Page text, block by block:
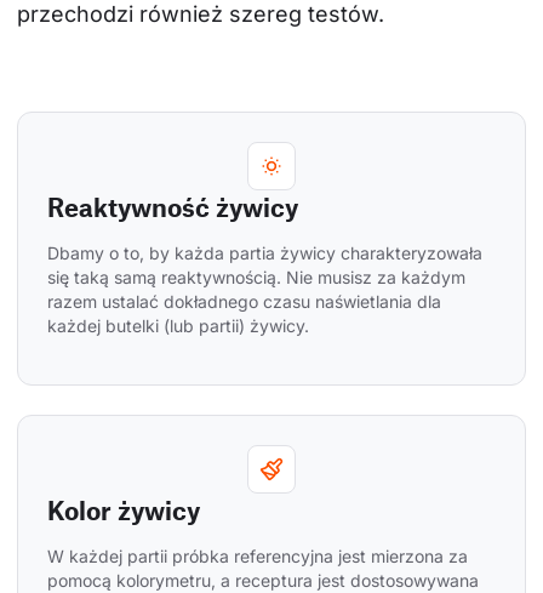
przechodzi również szereg testów.
Reaktywność żywicy
Dbamy o to, by każda partia żywicy charakteryzowała
się taką samą reaktywnością. Nie musisz za każdym
razem ustalać dokładnego czasu naświetlania dla
każdej butelki (lub partii) żywicy.
Kolor żywicy
W każdej partii próbka referencyjna jest mierzona za
pomocą kolorymetru, a receptura jest dostosowywana